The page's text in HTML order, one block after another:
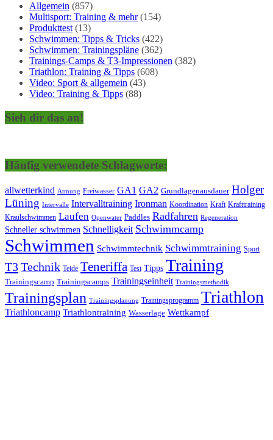
Allgemein (857)
Multisport: Training & mehr(154)
Produkttest(13)
Schwimmen: Tipps & Tricks (422)
Schwimmen: Trainingspläne (362)
Trainings-Camps & T3-Impressionen (382)
Triathlon: Training & Tipps (608)
Video: Sport & allgemein (43)
Video: Training & Tipps (88)
Sieh dir das an!
Häufig verwendete Schlagworte:
allwetterkind Atmung Freiwasser GA1 GA2 Grundlagenausdauer Holger
Lüning Intervalle Intervalltraining Ironman Koordination Kraft Krafttraining
Kraulschwimmen Laufen Openwater Paddles Radfahren Regeneration
Schneller schwimmen Schnelligkeit Schwimmcamp
Schwimmen Schwimmtechnik Schwimmtraining Sport
T3Technik Teide Teneriffa Test Tipps Training
Trainingscamp Trainingscamps Trainingseinheit Trainingsmethodik
Trainingsplan Trainingsplanung Trainingsprogramm Triathlon
Triathloncamp Triathlontraining Wasserlage Wettkampf